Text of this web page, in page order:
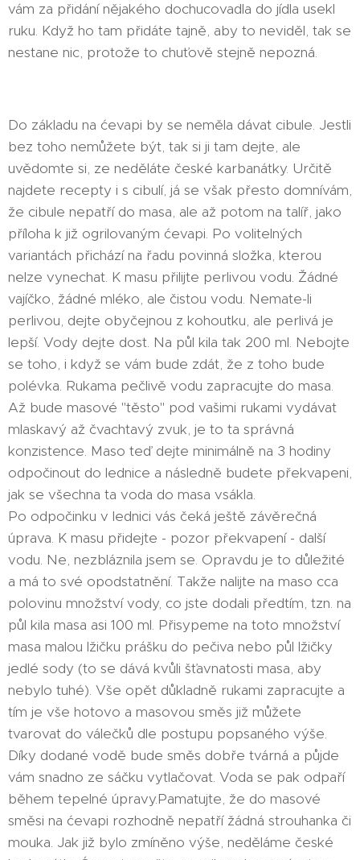
vám za přidání nějakého dochucovadla do jídla usekl
ruku. Když ho tam přidáte tajně, aby to neviděl, tak se
nestane nic, protože to chuťově stejně nepozná. 😂
Do základu na ćevapi by se neměla dávat cibule. Jestli
bez toho nemůžete být, tak si ji tam dejte, ale
uvědomte si, ze neděláte české karbanátky. Určitě
najdete recepty i s cibulí, já se však přesto domnívám,
že cibule nepatří do masa, ale až potom na talíř, jako
příloha k již ogrilovaným ćevapi. Po volitelných
variantách přichází na řadu povinná složka, kterou
nelze vynechat. K masu přilijte perlivou vodu. Žádné
vajíčko, žádné mléko, ale čistou vodu. Nemate-li
perlivou, dejte obyčejnou z kohoutku, ale perlivá je
lepší. Vody dejte dost. Na půl kila tak 200 ml. Nebojte
se toho, i když se vám bude zdát, že z toho bude
polévka. Rukama pečlivě vodu zapracujte do masa.
Až bude masové "těsto" pod vašimi rukami vydávat
mlaskavý až čvachtavý zvuk, je to ta správná
konzistence. Maso teď dejte minimálně na 3 hodiny
odpočinout do lednice a následně budete překvapeni,
jak se všechna ta voda do masa vsákla.
Po odpočinku v lednici vás čeká ještě závěrečná
úprava. K masu přidejte - pozor překvapení - další
vodu. Ne, nezbláznila jsem se. Opravdu je to důležité
a má to své opodstatnění. Takže nalijte na maso cca
polovinu množství vody, co jste dodali předtím, tzn. na
půl kila masa asi 100 ml. Přisypeme na toto množství
masa malou lžičku prášku do pečiva nebo půl lžičky
jedlé sody (to se dává kvůli šťavnatosti masa, aby
nebylo tuhé). Vše opět důkladně rukami zapracujte a
tím je vše hotovo a masovou směs již můžete
tvarovat do válečků dle postupu popsaného výše.
Díky dodané vodě bude směs dobře tvárná a půjde
vám snadno ze sáčku vytlačovat. Voda se pak odpaří
během tepelné úpravy.Pamatujte, že do masové
směsi na ćevapi rozhodně nepatří žádná strouhanka či
mouka. Jak již bylo zmíněno výše, neděláme české